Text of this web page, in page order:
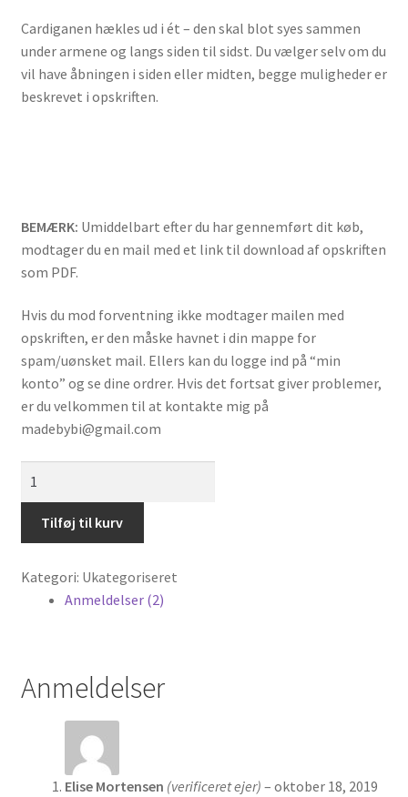
FoldeKrave
Gulerodsrangle
Mini traktor
Info
Customers outside Denmark
Om mig
Min konto
Cardiganen hækles ud i ét – den skal blot syes sammen
under armene og langs siden til sidst. Du vælger selv om du
vil have åbningen i siden eller midten, begge muligheder er
beskrevet i opskriften.
BEMÆRK: Umiddelbart efter du har gennemført dit køb,
modtager du en mail med et link til download af opskriften
som PDF.
Hvis du mod forventning ikke modtager mailen med
opskriften, er den måske havnet i din mappe for
spam/uønsket mail. Ellers kan du logge ind på “min
konto” og se dine ordrer. Hvis det fortsat giver problemer,
er du velkommen til at kontakte mig på
madebybi@gmail.com
Tilføj til kurv
Kategori: Ukategoriseret
Anmeldelser (2)
Anmeldelser
Elise Mortensen (verificeret ejer) – oktober 18, 2019